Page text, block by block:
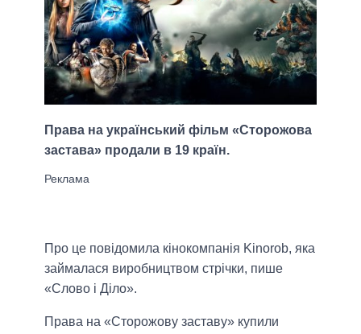
Права на український фільм «Сторожова
застава» продали в 19 країн.
Про це повідомила кінокомпанія Kinorob, яка
займалася виробництвом стрічки, пише
«Слово і Діло».
Права на «Сторожову заставу» купили